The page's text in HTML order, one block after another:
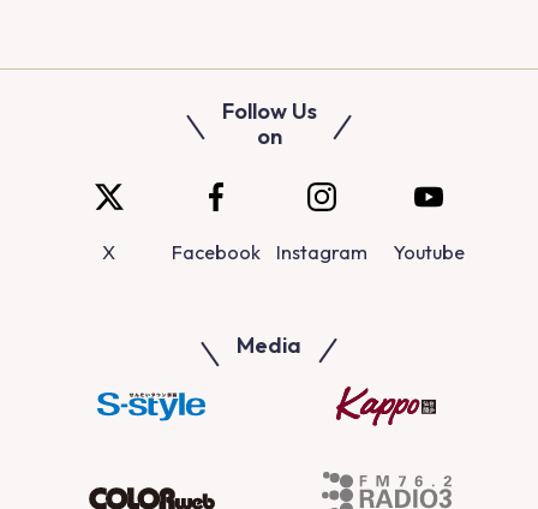
Follow Us
on
X Facebook Instagram Youtube
Media